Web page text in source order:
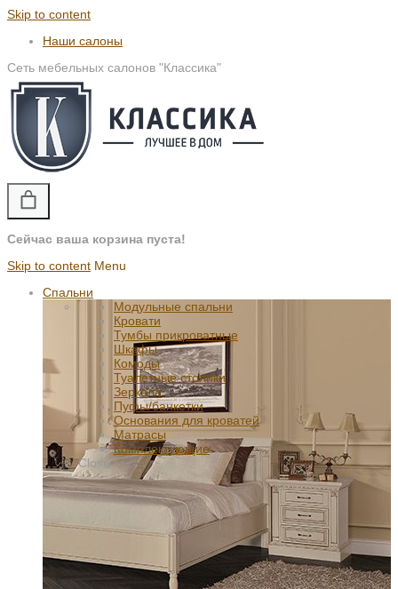
Skip to content
Наши салоны
Сеть мебельных салонов "Классика"
Сейчас ваша корзина пуста!
Skip to content Menu
Спальни
Модульные спальни
Кровати
Тумбы прикроватные
Шкафы
Комоды
Туалетные столики
Зеркала
Пуфы/банкетки
Основания для кроватей
Матрасы
Комплектующие
Close